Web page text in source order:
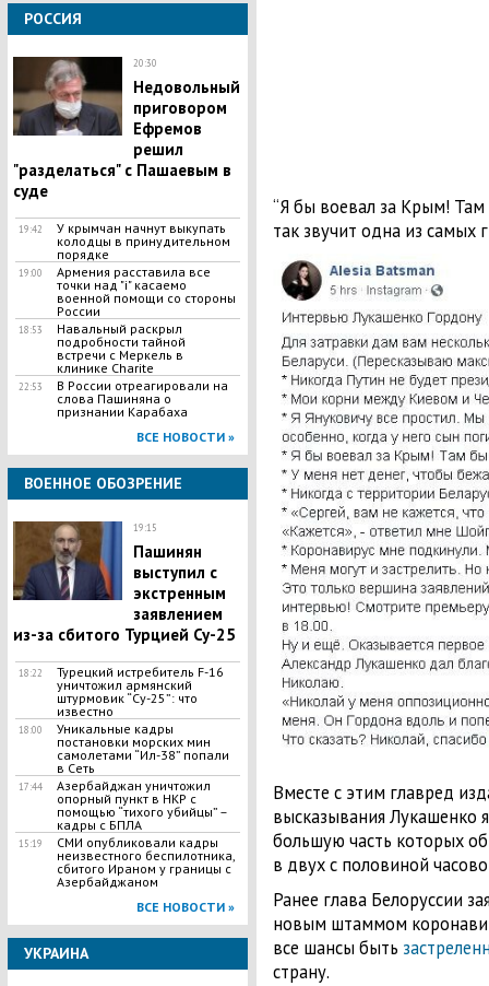
РОССИЯ
20:30
​Недовольный
приговором
Ефремов
решил
"разделаться" с Пашаевым в
суде
19:42
У крымчан начнут выкупать
колодцы в принудительном
порядке
19:00
Армения расставила все
точки над "i" касаемо
военной помощи со стороны
России
18:53
​Навальный раскрыл
подробности тайной
встречи с Меркель в
клинике Charitе
22:53
В России отреагировали на
слова Пашиняна о
признании Карабаха
ВСЕ НОВОСТИ »
ВОЕННОЕ ОБОЗРЕНИЕ
19:15
​Пашинян
выступил с
экстренным
заявлением
из-за сбитого Турцией Су-25
18:22
Турецкий истребитель F-16
уничтожил армянский
штурмовик “Су-25”: что
известно
18:00
​Уникальные кадры
постановки морских мин
самолетами “Ил-38” попали
в Сеть
17:44
​Азербайджан уничтожил
опорный пункт в НКР с
помощью “тихого убийцы” –
кадры с БПЛА
15:19
СМИ опубликовали кадры
неизвестного беспилотника,
сбитого Ираном у границы с
Азербайджаном
ВСЕ НОВОСТИ »
УКРАИНА
“Я бы воевал за Крым! Там
так звучит одна из самых
Вместе с этим главред
высказывания Лукашенко
большую часть которых
в двух с половиной
Ранее глава Белоруссии
новым штаммом
все шансы быть
страну.